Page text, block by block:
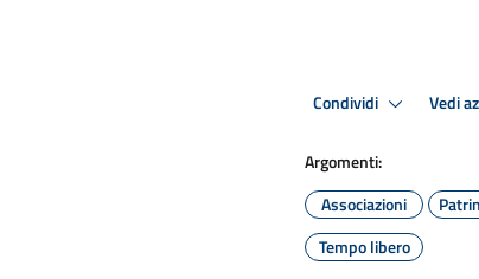
Condividi Vedi
Argomenti:
Associazioni
Tempo libero